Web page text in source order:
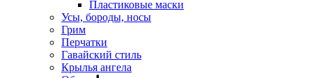
Пластиковые маски
Усы, бороды, носы
Грим
Перчатки
Гавайский стиль
Крылья ангела